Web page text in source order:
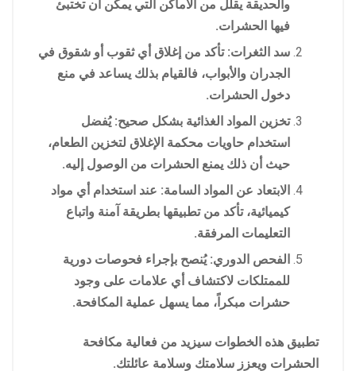
والحديقة يقلل من الأماكن التي يمكن أن تختبئ
فيها الحشرات.
سد الثغرات: تأكد من إغلاق أي ثقوب أو شقوق في
الجدران والأبواب، فالقيام بذلك يساعد في منع
دخول الحشرات.
تخزين المواد الغذائية بشكل صحيح: يُفضل
استخدام حاويات محكمة الإغلاق لتخزين الطعام،
حيث أن ذلك يمنع الحشرات من الوصول إليه.
الابتعاد عن المواد السامة: عند استخدام أي مواد
كيميائية، تأكد من تطبيقها بطريقة آمنة واتباع
التعليمات المرفقة.
الفحص الدوري: يُنصح بإجراء فحوصات دورية
للممتلكات لاكتشاف أي علامات على وجود
حشرات مبكراً، مما يسهل عملية المكافحة.
تطبيق هذه الخطوات سيزيد من فعالية مكافحة
الحشرات ويعزز سلامتك وسلامة عائلتك.